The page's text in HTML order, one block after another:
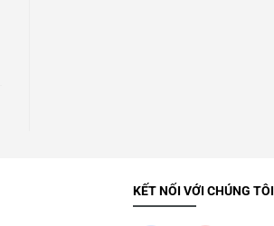
KẾT NỐI VỚI CHÚNG TÔI